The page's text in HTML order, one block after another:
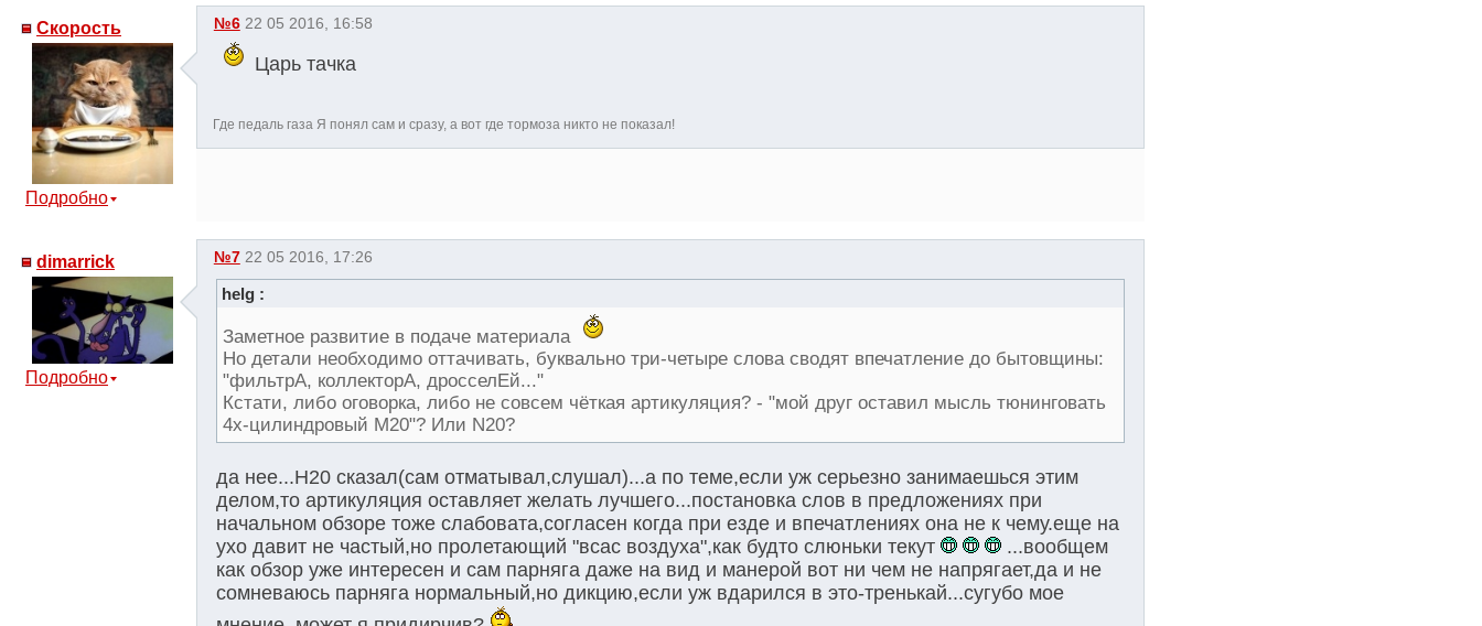
Скорость
Подробно
№6 22 05 2016, 16:58
Царь тачка
Где педаль газа Я понял сам и сразу, а вот где тормоза никто не показал!
dimarrick
Подробно
№7 22 05 2016, 17:26
helg :
Заметное развитие в подаче материала
Но детали необходимо оттачивать, буквально три-четыре слова сводят впечатление до бытовщины:
"фильтрА, коллекторА, дросселЕй..."
Кстати, либо оговорка, либо не совсем чёткая артикуляция? - "мой друг оставил мысль тюнинговать
4х-цилиндровый М20"? Или N20?
да нее...Н20 сказал(сам отматывал,слушал)...а по теме,если уж серьезно занимаешься этим
делом,то артикуляция оставляет желать лучшего...постановка слов в предложениях при
начальном обзоре тоже слабовата,согласен когда при езде и впечатлениях она не к чему.еще на
ухо давит не частый,но пролетающий "всас воздуха",как будто слюньки текут
...вообщем
как обзор уже интересен и сам парняга даже на вид и манерой вот ни чем не напрягает,да и не
сомневаюсь парняга нормальный,но дикцию,если уж вдарился в это-тренькай...сугубо мое